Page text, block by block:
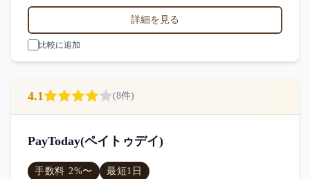
製造業など対応実績。7件の口コミ・評判からベストファ
クター(Bestfactor)の特徴を比較できます。
詳細を見る
比較に追加
4.1 (8件)
PayToday(ペイトゥデイ)
手数料 2%〜 最短1日